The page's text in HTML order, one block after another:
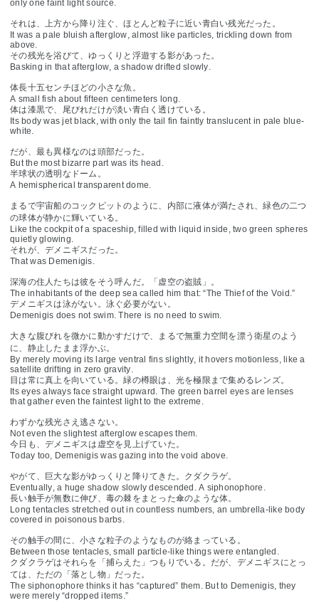
only one faint light source.
それは、上方から降り注ぐ、ほとんど粒子に近い青白い残光だった。
It was a pale bluish afterglow, almost like particles, trickling down from
above.
その残光を浴びて、ゆっくりと浮遊する影があった。
Basking in that afterglow, a shadow drifted slowly.
体長十五センチほどの小さな魚。
A small fish about fifteen centimeters long.
体は漆黒で、尾びれだけが淡い青白く透けている。
Its body was jet black, with only the tail fin faintly translucent in pale blue-
white.
だが、最も異様なのは頭部だった。
But the most bizarre part was its head.
半球状の透明なドーム。
A hemispherical transparent dome.
まるで宇宙船のコックピットのように、内部に液体が満たされ、緑色の二つ
の球体が静かに輝いている。
Like the cockpit of a spaceship, filled with liquid inside, two green spheres
quietly glowing.
それが、デメニギスだった。
That was Demenigis.
深海の住人たちは彼をそう呼んだ。「虚空の盗賊」。
The inhabitants of the deep sea called him that: “The Thief of the Void.”
デメニギスは泳がない。泳ぐ必要がない。
Demenigis does not swim. There is no need to swim.
大きな腹びれを微かに動かすだけで、まるで無重力空間を漂う衛星のよう
に、静止したまま浮かぶ。
By merely moving its large ventral fins slightly, it hovers motionless, like a
satellite drifting in zero gravity.
目は常に真上を向いている。緑の樽眼は、光を極限まで集めるレンズ。
Its eyes always face straight upward. The green barrel eyes are lenses
that gather even the faintest light to the extreme.
わずかな残光さえ逃さない。
Not even the slightest afterglow escapes them.
今日も、デメニギスは虚空を見上げていた。
Today too, Demenigis was gazing into the void above.
やがて、巨大な影がゆっくりと降りてきた。クダクラゲ。
Eventually, a huge shadow slowly descended. A siphonophore.
長い触手が無数に伸び、毒の棘をまとった傘のような体。
Long tentacles stretched out in countless numbers, an umbrella-like body
covered in poisonous barbs.
その触手の間に、小さな粒子のようなものが絡まっている。
Between those tentacles, small particle-like things were entangled.
クダクラゲはそれらを「捕らえた」つもりでいる。だが、デメニギスにとっ
ては、ただの「落とし物」だった。
The siphonophore thinks it has “captured” them. But to Demenigis, they
were merely “dropped items.”